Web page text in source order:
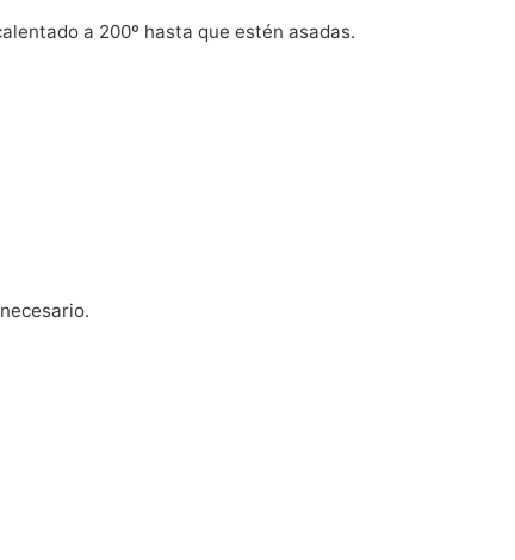
a 200º hasta que estén asadas.